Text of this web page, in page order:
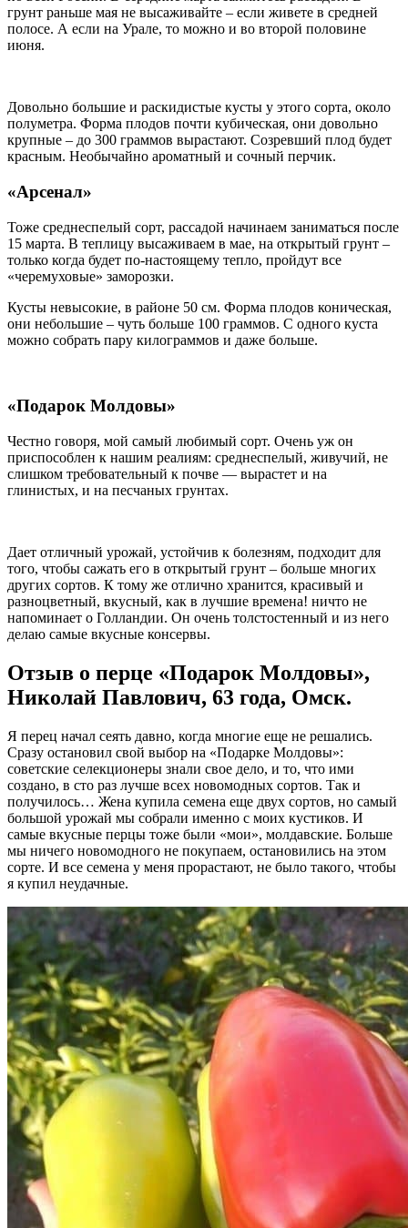
грунт раньше мая не высаживайте – если живете в средней
полосе. А если на Урале, то можно и во второй половине
июня.
Довольно большие и раскидистые кусты у этого сорта, около
полуметра. Форма плодов почти кубическая, они довольно
крупные – до 300 граммов вырастают. Созревший плод будет
красным. Необычайно ароматный и сочный перчик.
«Арсенал»
Тоже среднеспелый сорт, рассадой начинаем заниматься после
15 марта. В теплицу высаживаем в мае, на открытый грунт –
только когда будет по-настоящему тепло, пройдут все
«черемуховые» заморозки.
Кусты невысокие, в районе 50 см. Форма плодов коническая,
они небольшие – чуть больше 100 граммов. С одного куста
можно собрать пару килограммов и даже больше.
«Подарок Молдовы»
Честно говоря, мой самый любимый сорт. Очень уж он
приспособлен к нашим реалиям: среднеспелый, живучий, не
слишком требовательный к почве — вырастет и на
глинистых, и на песчаных грунтах.
Дает отличный урожай, устойчив к болезням, подходит для
того, чтобы сажать его в открытый грунт – больше многих
других сортов. К тому же отлично хранится, красивый и
разноцветный, вкусный, как в лучшие времена! ничто не
напоминает о Голландии. Он очень толстостенный и из него
делаю самые вкусные консервы.
Отзыв о перце «Подарок Молдовы»,
Николай Павлович, 63 года, Омск.
Я перец начал сеять давно, когда многие еще не решались.
Сразу остановил свой выбор на «Подарке Молдовы»:
советские селекционеры знали свое дело, и то, что ими
создано, в сто раз лучше всех новомодных сортов. Так и
получилось… Жена купила семена еще двух сортов, но самый
большой урожай мы собрали именно с моих кустиков. И
самые вкусные перцы тоже были «мои», молдавские. Больше
мы ничего новомодного не покупаем, остановились на этом
сорте. И все семена у меня прорастают, не было такого, чтобы
я купил неудачные.